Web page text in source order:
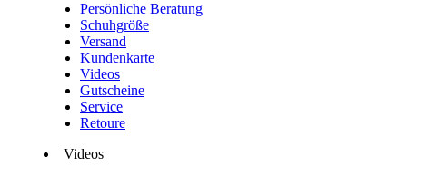
Persönliche Beratung
Schuhgröße
Versand
Kundenkarte
Videos
Gutscheine
Service
Retoure
Videos